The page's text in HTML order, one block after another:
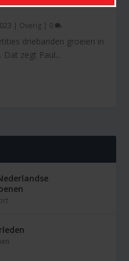
| Overig | 0
driebanden groeien in
zegt Paul...